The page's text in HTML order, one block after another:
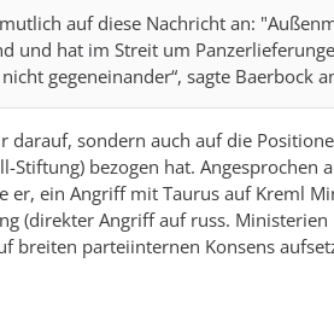
auf diese Nachricht an:
und hat im Streit um
gegeneinander“, sagte Baerbock
darauf, sondern auch auf die
Stiftung) bezogen hat.
er, ein Angriff mit Taurus auf Kreml
(direkter Angriff auf russ.
breiten parteiinternen Konsens